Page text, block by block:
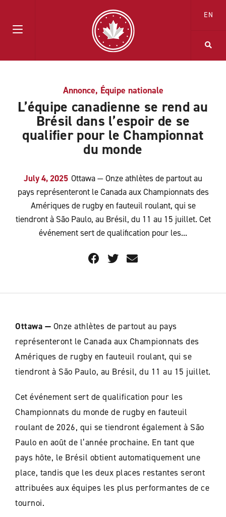
EN
Annonce, Équipe nationale
L’équipe canadienne se rend au
Brésil dans l’espoir de se
qualifier pour le Championnat
du monde
July 4, 2025 Ottawa — Onze athlètes de partout au
pays représenteront le Canada aux Championnats des
Amériques de rugby en fauteuil roulant, qui se
tiendront à São Paulo, au Brésil, du 11 au 15 juillet. Cet
événement sert de qualification pour les...
Ottawa — Onze athlètes de partout au pays
représenteront le Canada aux Championnats des
Amériques de rugby en fauteuil roulant, qui se
tiendront à São Paulo, au Brésil, du 11 au 15 juillet.
Cet événement sert de qualification pour les
Championnats du monde de rugby en fauteuil
roulant de 2026, qui se tiendront également à São
Paulo en août de l’année prochaine. En tant que
pays hôte, le Brésil obtient automatiquement une
place, tandis que les deux places restantes seront
attribuées aux équipes les plus performantes de ce
tournoi.